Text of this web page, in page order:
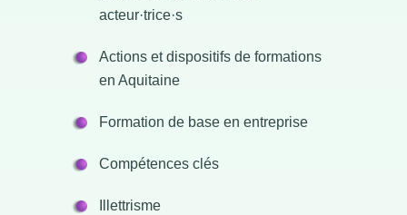
acteur·trice·s
Actions et dispositifs de formations
en Aquitaine
Formation de base en entreprise
Compétences clés
Illettrisme